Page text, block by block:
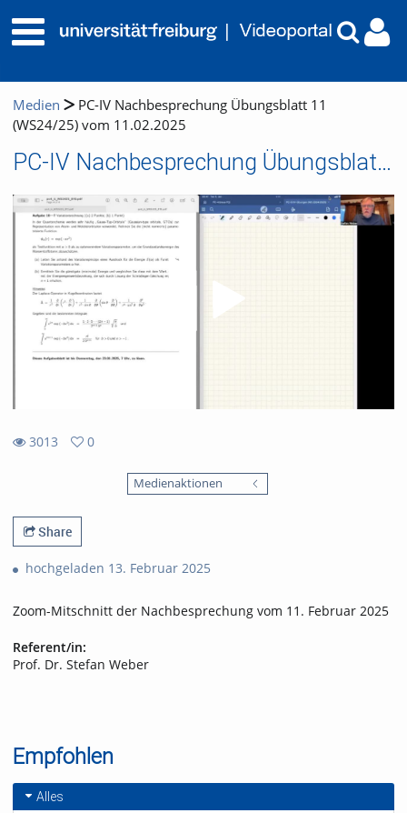
Medien
PC-IV Nachbesprechung Übungsblatt 11
(WS24/25) vom 11.02.2025
PC-IV Nachbesprechung Übungsblatt 11 (WS24/25) vom 11.02.2025
3013
0
Medienaktionen
Share
hochgeladen 13. Februar 2025
Zoom-Mitschnitt der Nachbesprechung vom 11. Februar 2025
Referent/in:
Prof. Dr. Stefan Weber
Empfohlen
Alles